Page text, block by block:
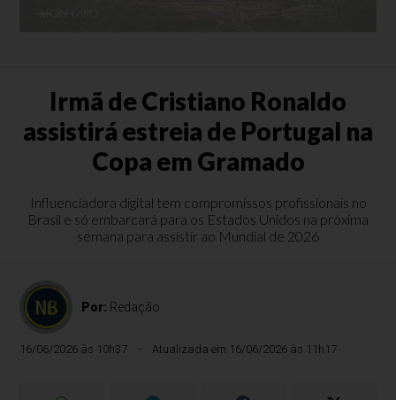
Irmã de Cristiano Ronaldo
assistirá estreia de Portugal na
Copa em Gramado
Influenciadora digital tem compromissos profissionais no
Brasil e só embarcará para os Estados Unidos na próxima
semana para assistir ao Mundial de 2026
Por: Redação
16/06/2026 às 10h37 Atualizada em 16/06/2026 às 11h17